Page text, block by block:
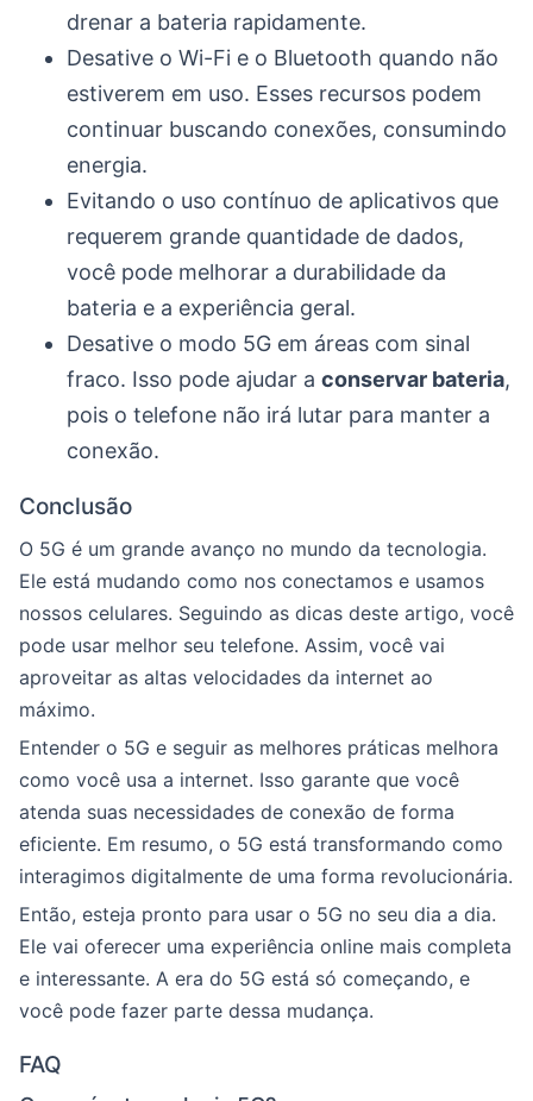
drenar a bateria rapidamente.
Desative o Wi-Fi e o Bluetooth quando não
estiverem em uso. Esses recursos podem
continuar buscando conexões, consumindo
energia.
Evitando o uso contínuo de aplicativos que
requerem grande quantidade de dados,
você pode melhorar a durabilidade da
bateria e a experiência geral.
Desative o modo 5G em áreas com sinal
fraco. Isso pode ajudar a conservar bateria,
pois o telefone não irá lutar para manter a
conexão.
Conclusão
O 5G é um grande avanço no mundo da tecnologia.
Ele está mudando como nos conectamos e usamos
nossos celulares. Seguindo as dicas deste artigo, você
pode usar melhor seu telefone. Assim, você vai
aproveitar as altas velocidades da internet ao
máximo.
Entender o 5G e seguir as melhores práticas melhora
como você usa a internet. Isso garante que você
atenda suas necessidades de conexão de forma
eficiente. Em resumo, o 5G está transformando como
interagimos digitalmente de uma forma revolucionária.
Então, esteja pronto para usar o 5G no seu dia a dia.
Ele vai oferecer uma experiência online mais completa
e interessante. A era do 5G está só começando, e
você pode fazer parte dessa mudança.
FAQ